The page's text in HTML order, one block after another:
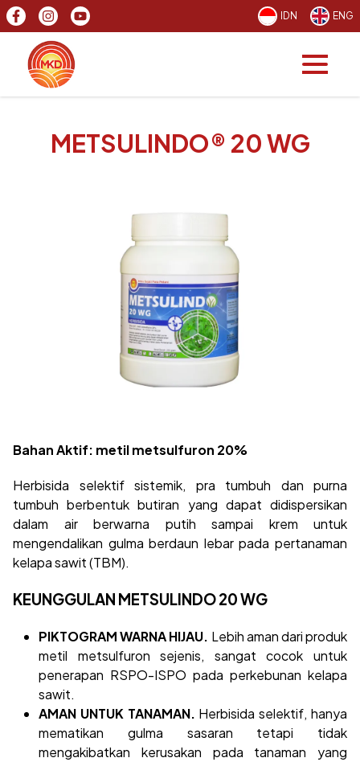
IDN ENG
METSULINDO® 20 WG
Bahan Aktif: metil metsulfuron 20%
Herbisida selektif sistemik, pra tumbuh dan purna
tumbuh berbentuk butiran yang dapat didispersikan
dalam air berwarna putih sampai krem untuk
mengendalikan gulma berdaun lebar pada pertanaman
kelapa sawit (TBM).
KEUNGGULAN METSULINDO 20 WG
PIKTOGRAM WARNA HIJAU. Lebih aman dari produk
metil metsulfuron sejenis, sangat cocok untuk
penerapan RSPO-ISPO pada perkebunan kelapa
sawit.
AMAN UNTUK TANAMAN. Herbisida selektif, hanya
mematikan gulma sasaran tetapi tidak
mengakibatkan kerusakan pada tanaman yang